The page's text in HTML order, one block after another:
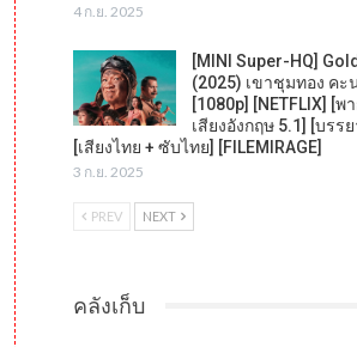
4 ก.ย. 2025
[MINI Super-HQ]
(2025) เขาชุมทอง คะ
[1080p] [NETFLIX] [พ
เสียงอังกฤษ 5.1] [บรร
[เสียงไทย + ซับไทย] [FILEMIRAGE]
3 ก.ย. 2025
PREV NEXT
คลังเก็บ